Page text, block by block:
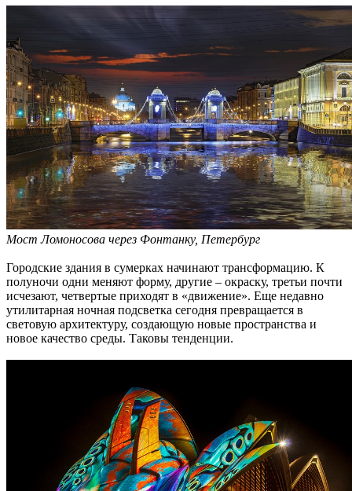
Мост Ломоносова через Фонтанку, Петербург
Городские здания в сумерках начинают трансформацию. К
полуночи одни меняют форму, другие – окраску, третьи почти
исчезают, четвертые приходят в «движение». Еще недавно
утилитарная ночная подсветка сегодня превращается в
световую архитектуру, создающую новые пространства и
новое качество среды. Таковы тенденции.